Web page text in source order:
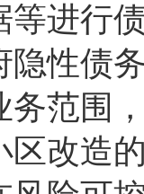
等进行
隐性债
务范围
区改造